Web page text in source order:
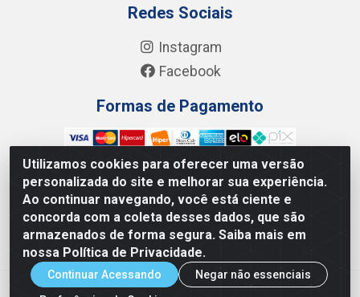
Utilizamos cookies para oferecer uma versão
personalizada do site e melhorar sua experiência.
Ao continuar navegando, você está ciente e
concorda com a coleta desses dados, que são
armazenados de forma segura. Saiba mais em
nossa Política de Privacidade.
Continuar Acessando
Negar não essenciais
Redes Sociais
Instagram
Facebook
Formas de Pagamento
Junco Industria e Comercio Ltda - R. Lineu Anterino
Mariano, 505 - Distrito Industrial, Uberlândia - MG CEP
38.402-346 - CNPJ: 66.312.653/0001-14